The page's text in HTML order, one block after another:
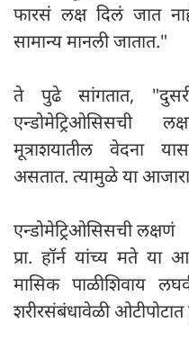
फारसं लक्ष दिलं जात
सामान्य मानली जातात."
ते पुढे सांगतात,
मूत्राशयातील वेदना
असतात. त्यामुळे या
एन्डोमेट्रिओसिसची लक्षणं
प्रा. हॉर्न यांच्य मते या
मासिक पाळीशिवाय
शरीरसंबंधावेळी